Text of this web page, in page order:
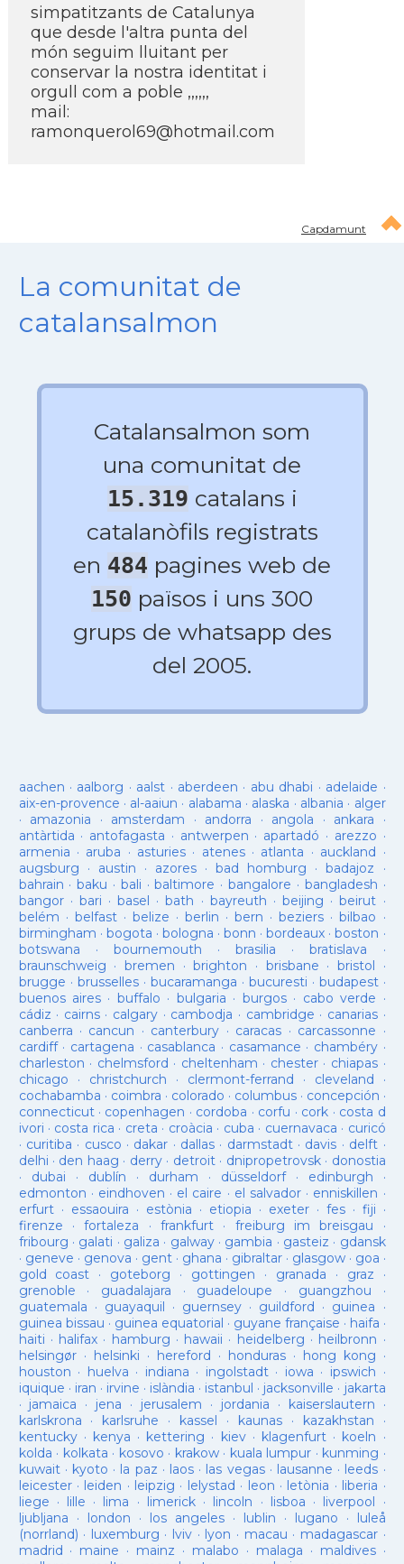
simpatitzants de Catalunya
que desde l'altra punta del
món seguim lluitant per
conservar la nostra identitat i
orgull com a poble ,,,,,,
mail:
ramonquerol69@hotmail.com
Capdamunt
La comunitat de
catalansalmon
Catalansalmon som
una comunitat de
15.319 catalans i
catalanòfils registrats
en 484 pagines web de
150 països i uns 300
grups de whatsapp des
del 2005.
aachen · aalborg · aalst · aberdeen · abu dhabi · adelaide ·
aix-en-provence · al-aaiun · alabama · alaska · albania · alger
· amazonia · amsterdam · andorra · angola · ankara ·
antàrtida · antofagasta · antwerpen · apartadó · arezzo ·
armenia · aruba · asturies· atenes· atlanta · auckland ·
augsburg · austin · azores·bad homburg ·badajoz ·
bahrain ·baku · bali ·baltimore ·bangalore · bangladesh ·
bangor· bari ·basel ·bath · bayreuth ·beijing ·beirut ·
belém · belfast· belize · berlin ·bern ·beziers ·bilbao ·
birmingham · bogota · bologna ·bonn ·bordeaux ·boston ·
botswana · bournemouth ·brasilia ·bratislava ·
braunschweig · bremen ·brighton · brisbane · bristol ·
brugge · brusselles· bucaramanga · bucuresti · budapest·
buenos aires· buffalo · bulgaria · burgos· cabo verde ·
cádiz · cairns· calgary · cambodja · cambridge · canarias·
canberra · cancun · canterbury · caracas · carcassonne ·
cardiff· cartagena · casablanca · casamance · chambéry·
charleston · chelmsford · cheltenham · chester· chiapas ·
chicago · christchurch · clermont-ferrand · cleveland ·
cochabamba · coimbra · colorado · columbus· concepción ·
connecticut· copenhagen · cordoba · corfu · cork · costa d
ivori · costa rica · creta · croàcia · cuba · cuernavaca · curicó
· curitiba · cusco · dakar · dallas · darmstadt· davis · delft ·
delhi · den haag · derry· detroit· dnipropetrovsk· donostia
· dubai · dublín · durham · düsseldorf· edinburgh ·
edmonton · eindhoven · el caire · el salvador · enniskillen ·
erfurt· essaouira · estònia · etiopia · exeter· fes· fiji ·
firenze ·fortaleza · frankfurt· freiburg im breisgau ·
fribourg · galati · galiza · galway· gambia · gasteiz · gdansk
· geneve · genova · gent· ghana · gibraltar· glasgow· goa ·
gold coast · goteborg · gottingen · granada · graz ·
grenoble · guadalajara · guadeloupe · guangzhou ·
guatemala · guayaquil · guernsey· guildford · guinea ·
guinea bissau · guinea equatorial · guyane française · haifa ·
haiti · halifax · hamburg · hawaii · heidelberg · heilbronn ·
helsingør· helsinki · hereford · honduras· hong kong ·
houston · huelva · indiana · ingolstadt· iowa · ipswich ·
iquique · iran · irvine · islàndia · istanbul · jacksonville · jakarta
· jamaica · jena · jerusalem · jordania · kaiserslautern ·
karlskrona · karlsruhe · kassel · kaunas· kazakhstan ·
kentucky· kenya · kettering · kiev· klagenfurt · koeln ·
kolda · kolkata · kosovo · krakow· kuala lumpur · kunming ·
kuwait· kyoto · la paz · laos· las vegas· lausanne · leeds ·
leicester· leiden · leipzig · lelystad · leon · letònia · liberia ·
liege · lille · lima · limerick· lincoln · lisboa · liverpool ·
ljubljana · london · los angeles· lublin · lugano · luleå
(norrland) · luxemburg · lviv · lyon · macau · madagascar·
madrid · maine · mainz · malabo · malaga · maldives·